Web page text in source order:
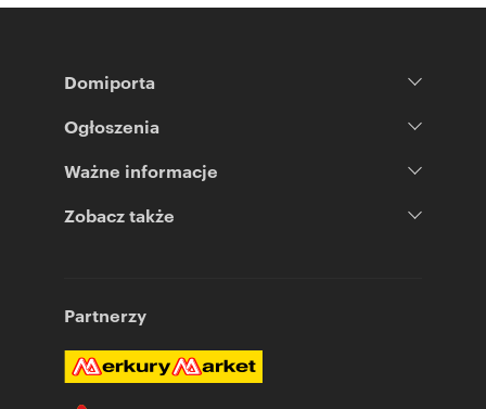
Domiporta
Ogłoszenia
Ważne informacje
Zobacz także
Partnerzy